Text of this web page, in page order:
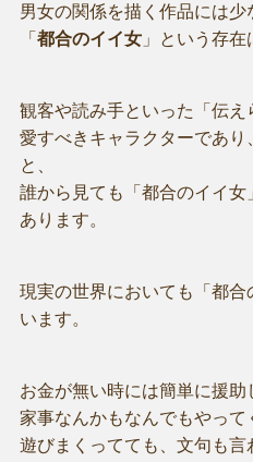
男女の関係を描く作品には少
「 都合のイイ女」という存在
観客や読み手といった「伝え
愛すべきキャラクターであり
と、
誰から見ても「都合のイイ
あります。
現実の世界においても「都
います。
お金が無い時には簡単に援助
家事なんかもなんでもやって
遊びまくってても、文句も言